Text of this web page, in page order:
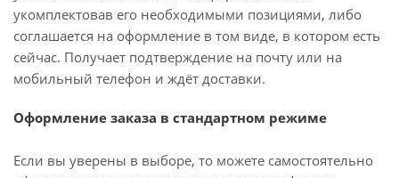
укомплектовав его необходимыми позициями, либо
соглашается на оформление в том виде, в котором есть
сейчас. Получает подтверждение на почту или на
мобильный телефон и ждёт доставки.
Оформление заказа в стандартном режиме
Если вы уверены в выборе, то можете самостоятельно